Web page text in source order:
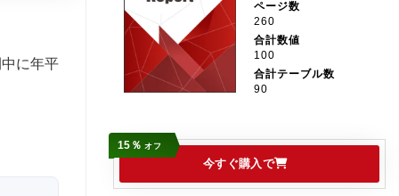
に年平
ページ数
260
合計数値
100
合計テーブル数
90
今すぐ購入で
15％ オフ